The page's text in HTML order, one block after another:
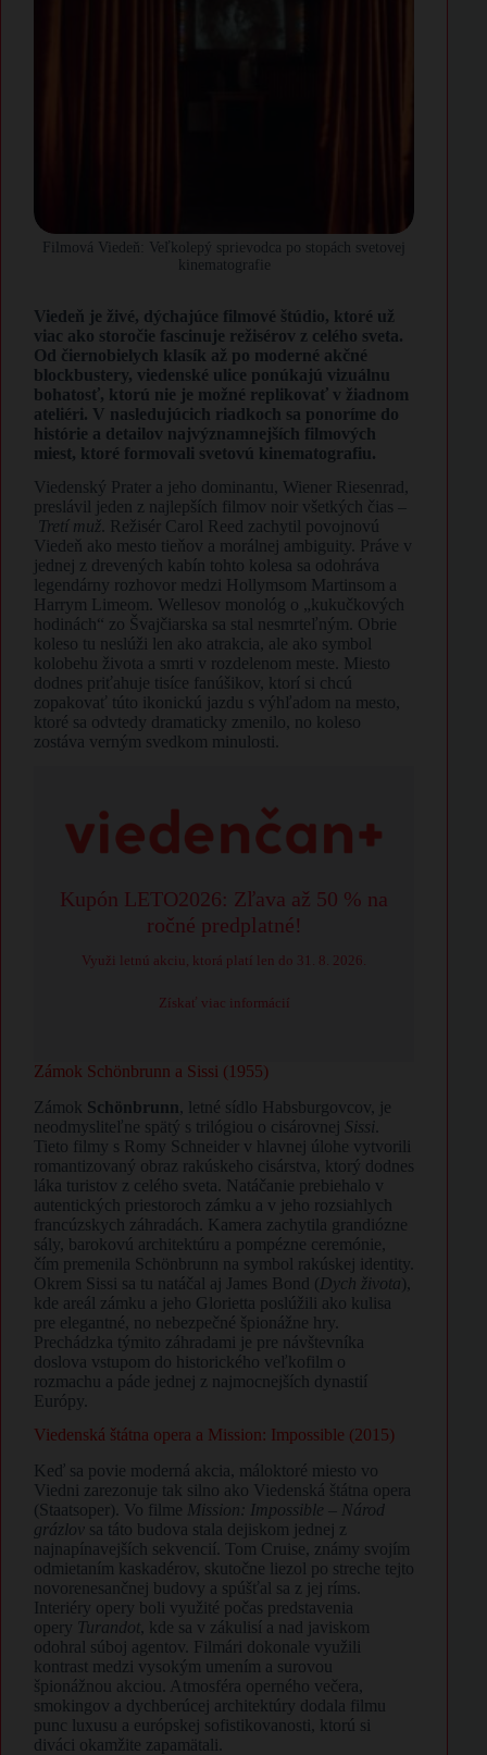
Filmová Viedeň: Veľkolepý sprievodca po stopách svetovej
kinematografie
​Viedeň je živé, dýchajúce filmové štúdio, ktoré už
viac ako storočie fascinuje režisérov z celého sveta.
Od čiernobielych klasík až po moderné akčné
blockbustery, viedenské ulice ponúkajú vizuálnu
bohatosť, ktorú nie je možné replikovať v žiadnom
ateliéri. V nasledujúcich riadkoch sa ponoríme do
histórie a detailov najvýznamnejších filmových
miest, ktoré formovali svetovú kinematografiu.
​Viedenský Prater a jeho dominantu, Wiener Riesenrad,
preslávil jeden z najlepších filmov noir všetkých čias –
Tretí muž . Režisér Carol Reed zachytil povojnovú
Viedeň ako mesto tieňov a morálnej ambiguity. Práve v
jednej z drevených kabín tohto kolesa sa odohráva
legendárny rozhovor medzi Hollymsom Martinsom a
Harrym Limeom. Wellesov monológ o „kukučkových
hodinách“ zo Švajčiarska sa stal nesmrteľným. Obrie
koleso tu neslúži len ako atrakcia, ale ako symbol
kolobehu života a smrti v rozdelenom meste. Miesto
dodnes priťahuje tisíce fanúšikov, ktorí si chcú
zopakovať túto ikonickú jazdu s výhľadom na mesto,
ktoré sa odvtedy dramaticky zmenilo, no koleso
zostáva verným svedkom minulosti.
Kupón LETO2026: Zľava až 50 % na
ročné predplatné!
Využi letnú akciu, ktorá platí len do 31. 8. 2026.
Získať viac informácií
​Zámok Schönbrunn a Sissi (1955)
​Zámok Schönbrunn, letné sídlo Habsburgovcov, je
neodmysliteľne spätý s trilógiou o cisárovnej Sissi
Tieto filmy s Romy Schneider v hlavnej úlohe vytvorili
romantizovaný obraz rakúskeho cisárstva, ktorý dodnes
láka turistov z celého sveta. Natáčanie prebiehalo v
autentických priestoroch zámku a v jeho rozsiahlych
francúzskych záhradách. Kamera zachytila grandiózne
sály, barokovú architektúru a pompézne ceremónie,
čím premenila Schönbrunn na symbol rakúskej identity.
Okrem Sissi sa tu natáčal aj James Bond ( Dych života ),
kde areál zámku a jeho Glorietta poslúžili ako kulisa
pre elegantné, no nebezpečné špionážne hry.
Prechádzka týmito záhradami je pre návštevníka
doslova vstupom do historického veľkofilm o
rozmachu a páde jednej z najmocnejších dynastií
Európy.
​Viedenská štátna opera a Mission: Impossible (2015)
​Keď sa povie moderná akcia, máloktoré miesto vo
Viedni zarezonuje tak silno ako Viedenská štátna opera
(Staatsoper). Vo filme Mission: Impossible – Národ
grázlov sa táto budova stala dejiskom jednej z
najnapínavejších sekvencií. Tom Cruise, známy svojím
odmietaním kaskadérov, skutočne liezol po streche tejto
novorenesančnej budovy a spúšťal sa z jej ríms.
Interiéry opery boli využité počas predstavenia
opery Turandot, kde sa v zákulisí a nad javiskom
odohral súboj agentov. Filmári dokonale využili
kontrast medzi vysokým umením a surovou
špionážnou akciou. Atmosféra operného večera,
smokingov a dychberúcej architektúry dodala filmu
punc luxusu a európskej sofistikovanosti, ktorú si
diváci okamžite zapamätali.